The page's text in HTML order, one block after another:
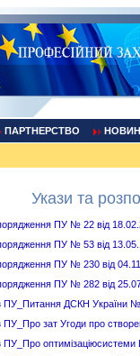
ПАРТНЕРСТВО
Укази та
ПУ № 22 від
ПУ № 53 від
ПУ № 230 від
ПУ № 282 від
ПУ_Питання ДСКН України
ПУ_Про зат Угоди про
ПУ_Про